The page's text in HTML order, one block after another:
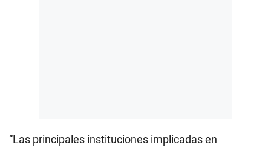
“Las principales instituciones implicadas en